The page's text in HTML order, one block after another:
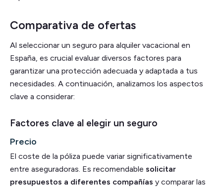
Comparativa de ofertas
Al seleccionar un seguro para alquiler vacacional en
España, es crucial evaluar diversos factores para
garantizar una protección adecuada y adaptada a tus
necesidades. A continuación, analizamos los aspectos
clave a considerar:
Factores clave al elegir un seguro
Precio
El coste de la póliza puede variar significativamente
entre aseguradoras. Es recomendable solicitar
presupuestos a diferentes compañías y comparar las